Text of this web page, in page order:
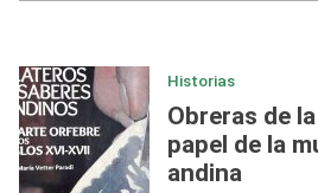
Historias
Obreras de
papel de la
andina